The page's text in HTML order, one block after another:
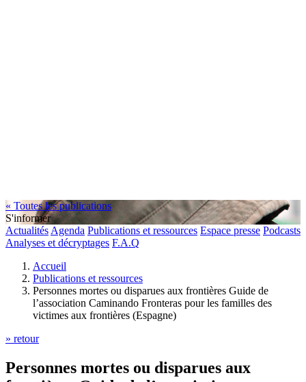
« Toutes les publications
S'informer
Actualités Agenda Publications et ressources Espace presse Podcasts
Analyses et décryptages F.A.Q
Accueil
Publications et ressources
Personnes mortes ou disparues aux frontières Guide de
l’association Caminando Fronteras pour les familles des
victimes aux frontières (Espagne)
» retour
Personnes mortes ou disparues aux